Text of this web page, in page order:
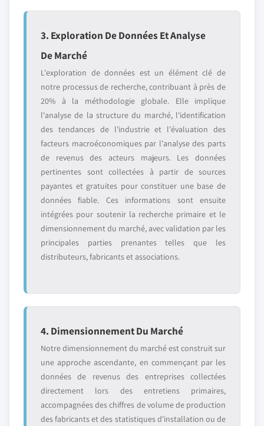
3. Exploration De Données Et Analyse
De Marché
L'exploration de données est un élément clé de
notre processus de recherche, contribuant à près de
20% à la méthodologie globale. Elle implique
l'analyse de la structure du marché, l'identification
des tendances de l'industrie et l'évaluation des
facteurs macroéconomiques par l'analyse des parts
de revenus des acteurs majeurs. Les données
pertinentes sont collectées à partir de sources
payantes et gratuites pour constituer une base de
données fiable. Ces informations sont ensuite
intégrées pour soutenir la recherche primaire et le
dimensionnement du marché, avec validation par les
principales parties prenantes telles que les
distributeurs, fabricants et associations.
4. Dimensionnement Du Marché
Notre dimensionnement du marché est construit sur
une approche ascendante, en commençant par les
données de revenus des entreprises collectées
directement lors des entretiens primaires,
accompagnées des chiffres de volume de production
des fabricants et des statistiques d'installation ou de